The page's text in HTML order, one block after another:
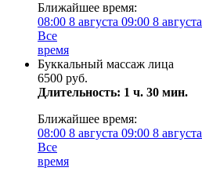
Ближайшее время:
08:00 8 августа 09:00 8 августа
Все
время
Буккальный массаж лица
6500 руб.
Длительность: 1 ч. 30 мин.
Ближайшее время:
08:00 8 августа 09:00 8 августа
Все
время